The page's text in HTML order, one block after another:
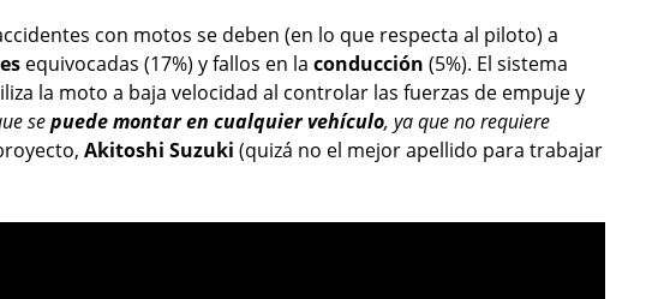
con motos se deben (en lo que respecta al piloto) a
equivocadas (17%) y fallos en la conducción (5%). El sistema
la moto a baja velocidad al controlar las fuerzas de empuje y
sepuede montar en cualquier vehículo, ya que no requiere
Akitoshi Suzuki (quizá no el mejor apellido para trabajar